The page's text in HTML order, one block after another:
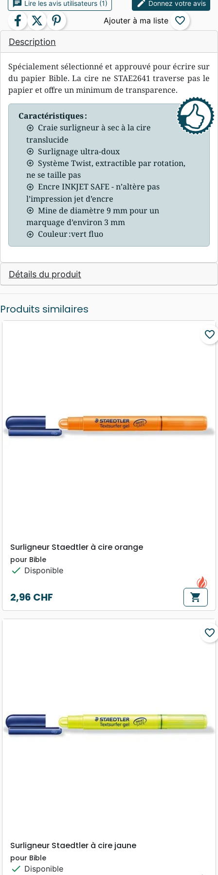
Description
Spécialement sélectionné et approuvé pour écrire sur
du papier Bible. La cire ne STAE2641 traverse pas le
papier et offre un minimum de transparence.
Caractéristiques :
Craie surligneur à sec à la cire
translucide
Surlignage ultra-doux
Système Twist, extractible par rotation,
ne se taille pas
Encre INKJET SAFE - n’altère pas
l’impression jet d’encre
Mine de diamètre 9 mm pour un
marquage d’environ 3 mm
Couleur :vert fluo
Détails du produit
chat Lire les avis utilisateurs (1) edit Donnez votre avis
facebook twitter pinterest favorite_border
Produits similaires
favorite_border
Surligneur Staedtler à cire orange
pour Bible
check Disponible
Prix
2,96 CHF shopping_cart
favorite_border
Surligneur Staedtler à cire jaune
pour Bible
check Disponible